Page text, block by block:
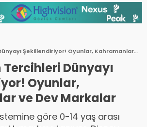
Şekillendiriyor! Oyunlar, Kahramanlar
Tercihleri ​​Dünyayı
Oyunlar,
ve Dev Markalar
göre 0-14 yaş arası